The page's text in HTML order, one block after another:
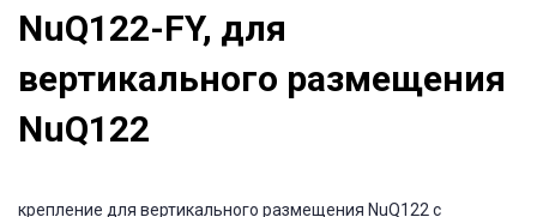
NuQ122-FY, для
вертикального размещения
NuQ122
крепление для вертикального размещения NuQ122 с